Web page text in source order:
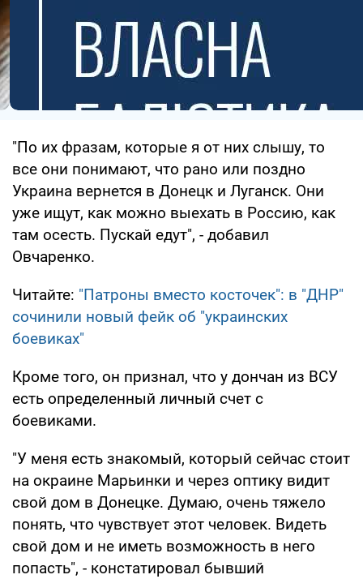
"По их фразам, которые я от них слышу, то
все они понимают, что рано или поздно
Украина вернется в Донецк и Луганск. Они
уже ищут, как можно выехать в Россию, как
там осесть. Пускай едут", - добавил
Овчаренко.
Читайте: "Патроны вместо косточек": в "ДНР"
сочинили новый фейк об "украинских
боевиках"
Кроме того, он признал, что у дончан из ВСУ
есть определенный личный счет с
боевиками.
"У меня есть знакомый, который сейчас стоит
на окраине Марьинки и через оптику видит
свой дом в Донецке. Думаю, очень тяжело
понять, что чувствует этот человек. Видеть
свой дом и не иметь возможность в него
попасть", - констатировал бывший